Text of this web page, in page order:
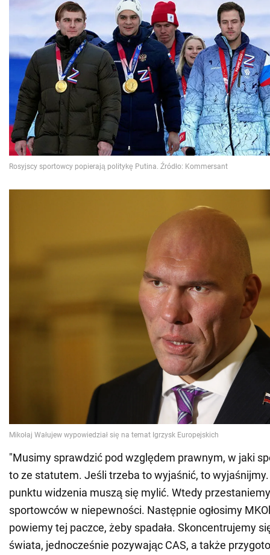
"Musimy sprawdzić pod względem prawnym, w jaki
to ze statutem. Jeśli trzeba to wyjaśnić, to
punktu widzenia muszą się mylić. Wtedy
sportowców w niepewności. Następnie ogłosimy
powiemy tej paczce, żeby spadała. Skoncentrujemy
świata, jednocześnie pozywając CAS, a także